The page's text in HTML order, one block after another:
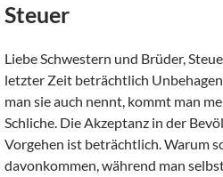
Steuer
Liebe Schwestern und Brüder,
letzter Zeit beträchtlich
man sie auch nennt, kommt man
Schliche. Die Akzeptanz in der
Vorgehen ist beträchtlich. Warum
davonkommen, während man